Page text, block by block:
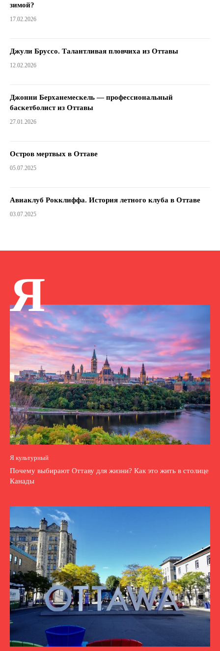
зимой?
17.02.2026
Джули Бруссо. Талантливая пловчиха из Оттавы
12.02.2026
Джонни Берханемескель — профессиональный
баскетболист из Оттавы
27.01.2026
Остров мертвых в Оттаве
05.07.2025
Авиаклуб Рокклиффа. История летного клуба в Оттаве
03.07.2025
Я
Я культурный
Почему выбирают Оттаву для жизни? Как это жить в столице
Канады